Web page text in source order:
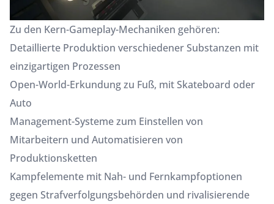
Zu den Kern-Gameplay-Mechaniken gehören:
Detaillierte Produktion verschiedener Substanzen mit
einzigartigen Prozessen
Open-World-Erkundung zu Fuß, mit Skateboard oder
Auto
Management-Systeme zum Einstellen von
Mitarbeitern und Automatisieren von
Produktionsketten
Kampfelemente mit Nah- und Fernkampfoptionen
gegen Strafverfolgungsbehörden und rivalisierende